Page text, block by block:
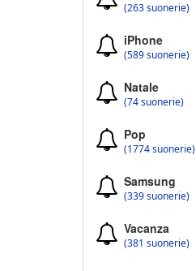
(263 suonerie)
iPhone
(589 suonerie)
Natale
(74 suonerie)
Pop
(1774 suonerie)
Samsung
(339 suonerie)
Vacanza
(381 suonerie)